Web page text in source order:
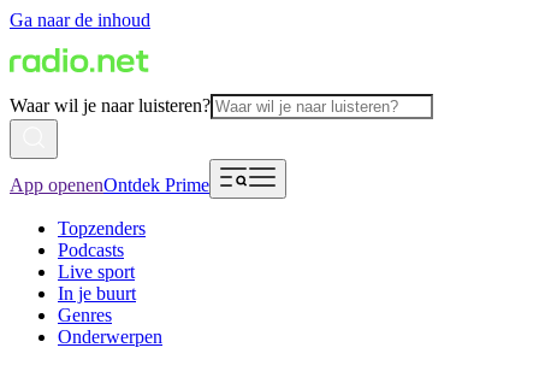
Ga naar de inhoud
Waar wil je naar luisteren?
App openenOntdek Prime
Topzenders
Podcasts
Live sport
In je buurt
Genres
Onderwerpen